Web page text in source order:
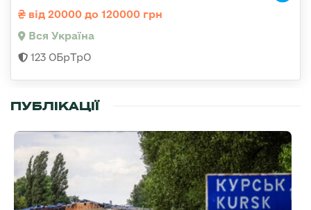
від 20000 до 120000 грн
Вся Україна
123 ОБрТрО
ПУБЛІКАЦІЇ